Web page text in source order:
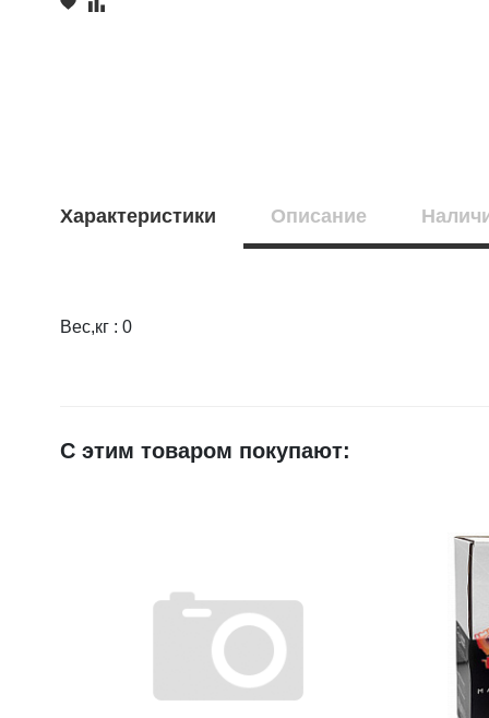
Характеристики Описание
Вес,кг : 0
Оцените товар:
С этим товаром покупают: